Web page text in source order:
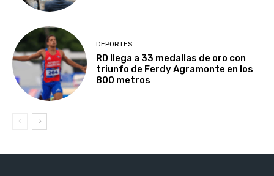
DEPORTES
RD llega a 33 medallas de oro con
triunfo de Ferdy Agramonte en los
800 metros